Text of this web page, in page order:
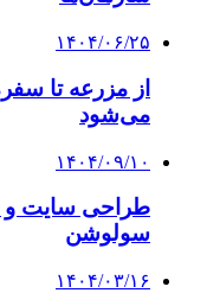
۱۴۰۴/۰۶/۲۵
از مزرعه تا
می‌شود
۱۴۰۴/۰۹/۱۰
طراحی سایت و
سولوشن
۱۴۰۴/۰۳/۱۶